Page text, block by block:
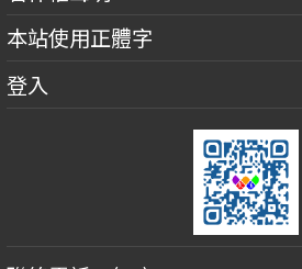
本站使用正體字
登入